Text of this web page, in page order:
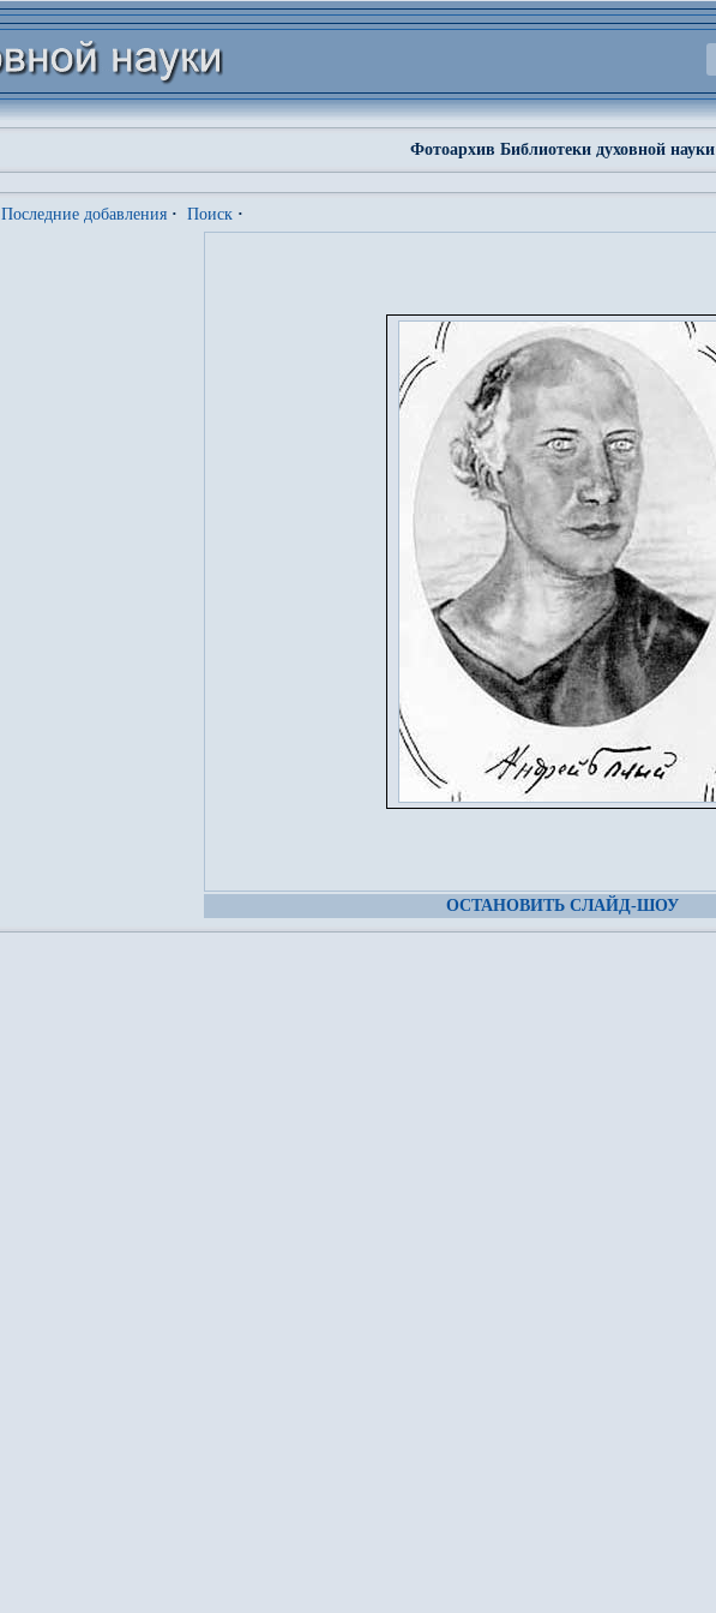
Фотоархив Библиотеки духовной науки
Последние добавления · Поиск ·
ОСТАНОВИТЬ СЛАЙД-ШОУ